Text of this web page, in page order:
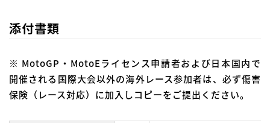
添付書類
※ MotoGP・MotoEライセンス申請者および日本国内で
開催される国際大会以外の海外レース参加者は、必ず傷害
保険（レース対応）に加入しコピーをご提出ください。